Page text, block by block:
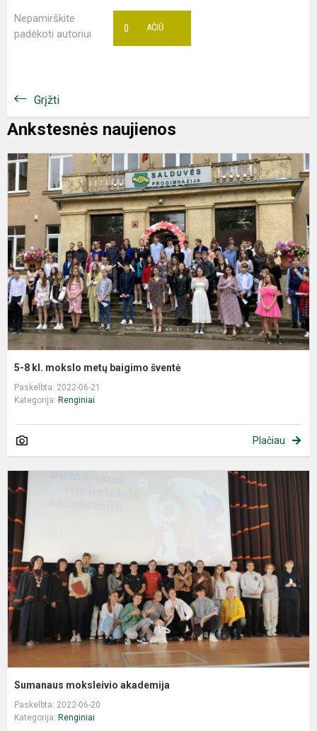
Nepamirškite
padėkoti autoriui
AČIŪ
0
Grįžti
Ankstesnės naujienos
5-8 kl. mokslo metų baigimo šventė
Paskelbta: 2022-06-21
Kategorija: Renginiai
Plačiau
Sumanaus moksleivio akademija
Paskelbta: 2022-06-20
Kategorija: Renginiai